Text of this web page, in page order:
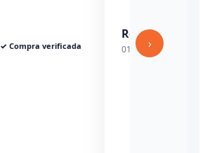
✓ Compra verificada
Rexesito
01/06/2026
›